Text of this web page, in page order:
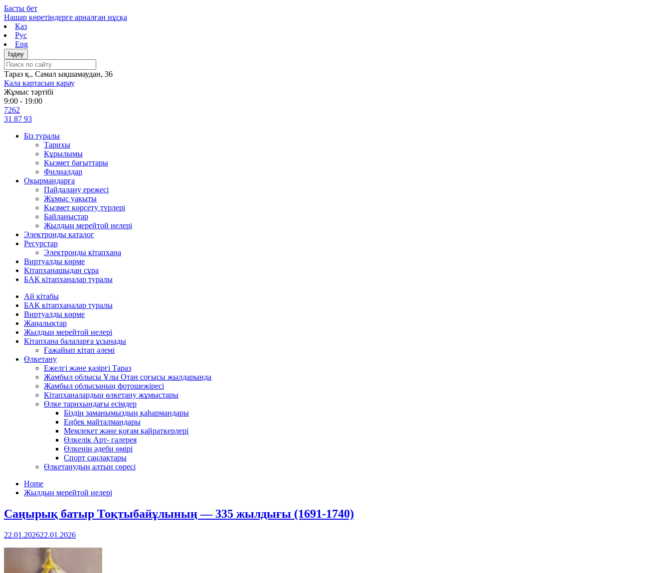
Skip
to
content
Басты бет
Нашар көретіндерге арналған нұсқа
Қаз
Рус
Eng
Тараз қ., Самал ықшамаудан, 36
Қала картасын қарау
Жұмыс тәртібі
9:00 - 19:00
7262
31 87 93
Біз туралы
Тарихы
Құрылымы
Қызмет бағыттары
Филиалдар
Оқырмандарға
Пайдалану ережесі
Жұмыс уақыты
Қызмет көрсету түрлері
Байланыстар
Жылдың мерейтой иелері
Электронды каталог
Ресурстар
Электронды кітапхана
Виртуалды көрме
Кітапханашыдан сұра
БАҚ кітапханалар туралы
Ай кітабы
БАҚ кітапханалар туралы
Виртуалды көрме
Жаңалықтар
Жылдың мерейтой иелері
Кітапхана балаларға ұсынады
Ғажайып кітап әлемі
Өлкетану
Ежелгі және қазіргі Тараз
Жамбыл облысы Ұлы Отан соғысы жылдарында
Жамбыл облысының фотошежіресі
Кітапханалардың өлкетану жұмыстары
Өлке тарихындағы есімдер
Біздің заманымыздың қаһармандары
Еңбек майталмандары
Мемлекет және қоғам қайраткерлері
Өлкелік Арт- галерея
Өлкенің әдеби өмірі
Спорт саңлақтары
Өлкетанудың алтын сөресі
Home
Жылдың мерейтой иелері
Саңырық батыр Тоқтыбайұлының — 335 жылдығы (1691-1740)
22.01.202622.01.2026